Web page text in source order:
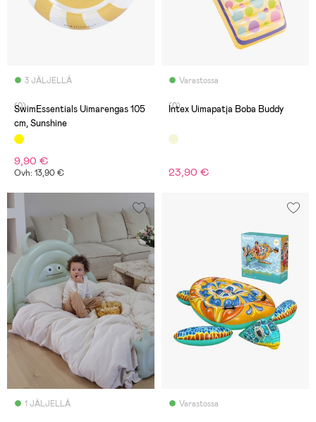
3 JÄLJELLÄ
(0)
SwimEssentials Uimarengas 105
cm, Sunshine
9,90 €
Ovh: 13,90 €
Varastossa
(0)
Intex Uimapatja Boba Buddy
23,90 €
1 JÄLJELLÄ Varastossa